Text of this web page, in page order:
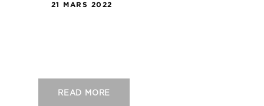
21 MARS 2022
READ MORE